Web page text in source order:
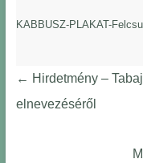
KABBUSZ-PLAKAT-
← Hirdetmény –
elnevezéséről